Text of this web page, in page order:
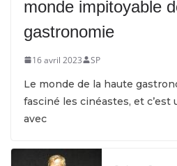
monde impitoyable
gastronomie
16 avril 2023 SP
Le monde de la haute
fasciné les cinéastes, et c’est
avec